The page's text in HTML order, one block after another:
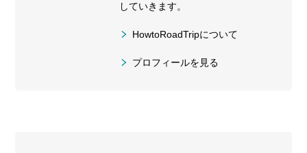
していきます。
HowtoRoadTripについて
プロフィールを見る